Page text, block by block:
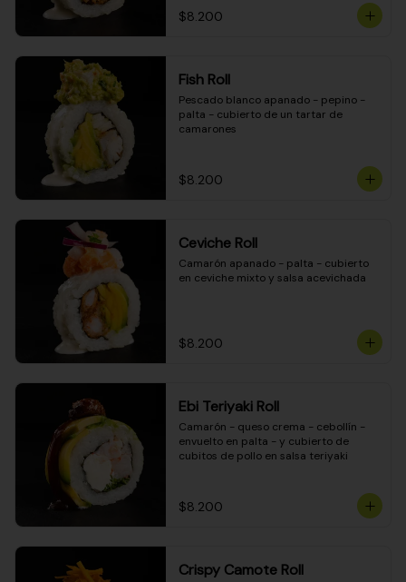
$8.200
Fish Roll
Pescado blanco apanado - pepino -
palta - cubierto de un tartar de
camarones
$8.200
Ceviche Roll
Camarón apanado - palta - cubierto
en ceviche mixto y salsa acevichada
$8.200
Ebi Teriyaki Roll
Camarón - queso crema - cebollín -
envuelto en palta - y cubierto de
cubitos de pollo en salsa teriyaki
$8.200
Crispy Camote Roll